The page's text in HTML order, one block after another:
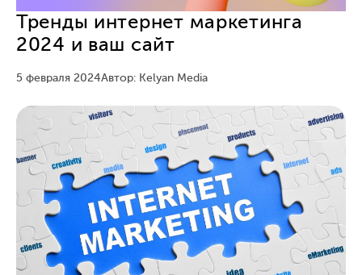
Тренды интернет маркетинга
2024 и ваш сайт
5 февраля 2024Автор: Kelyan Media